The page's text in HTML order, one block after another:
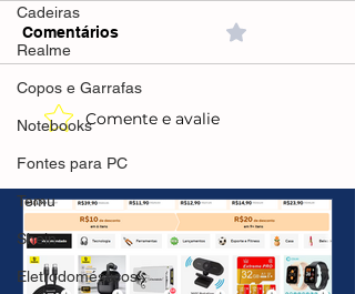
Cadeiras
Realme
Copos e Garrafas
Notebooks
Fontes para PC
Temu
Shein
Eletrodomésticos
Baseus Eli 2i Fit Open-
Bluetooth
6.0(AliExpress)2pçs-
R$156,79-
R$78,39cada(IMPOSTO
INCLUSO)
Comentários
Comente e avalie